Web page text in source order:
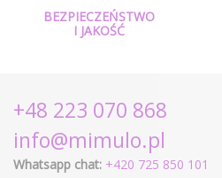
BEZPIECZEŃSTWO
I JAKOŚĆ
+48 223 070 868
info@mimulo.pl
Whatsapp chat: +420 725 850 101